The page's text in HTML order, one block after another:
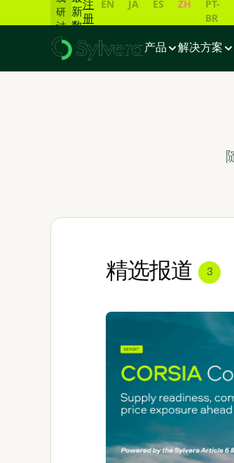
研
讨
会
新
数
据
一
注
册
EN JA ES ZH
PT-
BR
产品 解决方案
精选报道 3